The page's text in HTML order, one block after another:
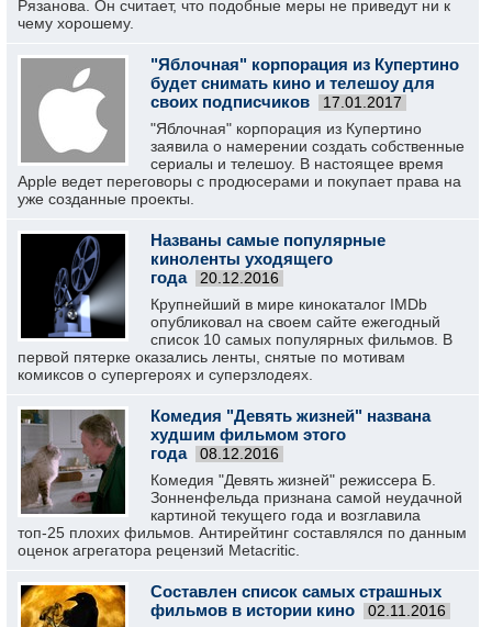
Рязанова. Он считает, что подобные меры не приведут ни к
чему хорошему.
"Яблочная" корпорация из Купертино
будет снимать кино и телешоу для
своих подписчиков
17.01.2017
"Яблочная" корпорация из Купертино
заявила о намерении создать собственные
сериалы‍ и телешоу. В настоящее время
Apple ведет переговоры с продюсерами и покупает права на
уже созданные проекты.
Названы самые популярные
киноленты уходящего
года
20.12.2016
Крупнейший в мире кинокаталог IMDb
опубликовал на своем сайте ежегодный
список 10 самых популярных фильмов. В
первой пятерке оказались ленты, снятые по мотивам
комиксов о супергероях и суперзлодеях.
Комедия "Девять жизней" названа
худшим фильмом этого
года
08.12.2016
Комедия "Девять жизней" режиссера Б.
Зонненфельда признана самой неудачной
картиной текущего года и возглавила
топ-25 плохих фильмов. Антирейтинг составлялся по данным
оценок агрегатора рецензий Metacritic.
Составлен список самых страшных
фильмов в истории кино
02.11.2016